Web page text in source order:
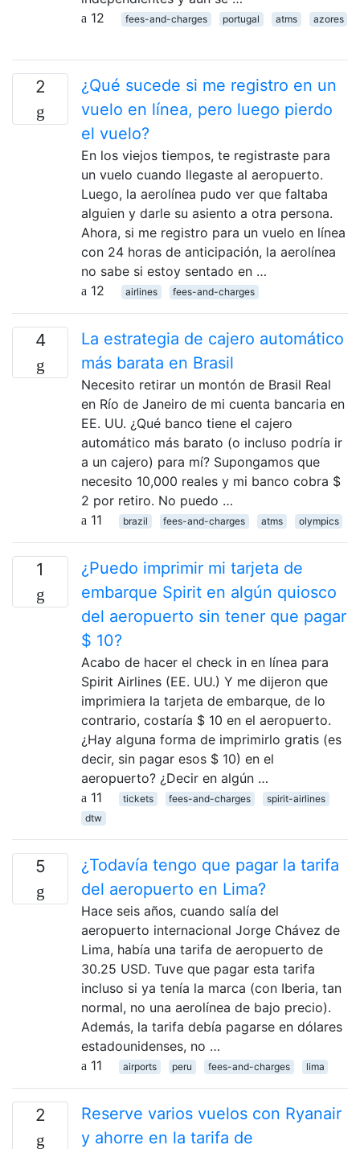
12
fees-and-charges portugal atms azores
2
¿Qué sucede si me registro en un
vuelo en línea, pero luego pierdo
el vuelo?
En los viejos tiempos, te registraste para
un vuelo cuando llegaste al aeropuerto.
Luego, la aerolínea pudo ver que faltaba
alguien y darle su asiento a otra persona.
Ahora, si me registro para un vuelo en línea
con 24 horas de anticipación, la aerolínea
no sabe si estoy sentado en …
12
airlines fees-and-charges
4
La estrategia de cajero automático
más barata en Brasil
Necesito retirar un montón de Brasil Real
en Río de Janeiro de mi cuenta bancaria en
EE. UU. ¿Qué banco tiene el cajero
automático más barato (o incluso podría ir
a un cajero) para mí? Supongamos que
necesito 10,000 reales y mi banco cobra $
2 por retiro. No puedo …
11
brazil fees-and-charges atms olympics
1
¿Puedo imprimir mi tarjeta de
embarque Spirit en algún quiosco
del aeropuerto sin tener que pagar
$ 10?
Acabo de hacer el check in en línea para
Spirit Airlines (EE. UU.) Y me dijeron que
imprimiera la tarjeta de embarque, de lo
contrario, costaría $ 10 en el aeropuerto.
¿Hay alguna forma de imprimirlo gratis (es
decir, sin pagar esos $ 10) en el
aeropuerto? ¿Decir en algún …
11
tickets fees-and-charges
spirit-airlines
dtw
5
¿Todavía tengo que pagar la tarifa
del aeropuerto en Lima?
Hace seis años, cuando salía del
aeropuerto internacional Jorge Chávez de
Lima, había una tarifa de aeropuerto de
30.25 USD. Tuve que pagar esta tarifa
incluso si ya tenía la marca (con Iberia, tan
normal, no una aerolínea de bajo precio).
Además, la tarifa debía pagarse en dólares
estadounidenses, no …
11
airports peru fees-and-charges lima
2
Reserve varios vuelos con Ryanair
y ahorre en la tarifa de